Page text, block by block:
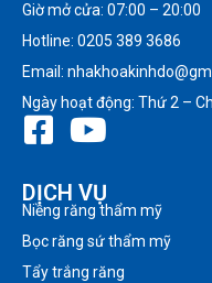
Giờ mở cửa: 07:00 – 20:00
Hotline: 0205 389 3686
Email:
Ngày hoạt động: Thứ 2 –
DỊCH VỤ
Niềng răng thẩm mỹ
Bọc răng sứ thẩm mỹ
Tẩy trắng răng